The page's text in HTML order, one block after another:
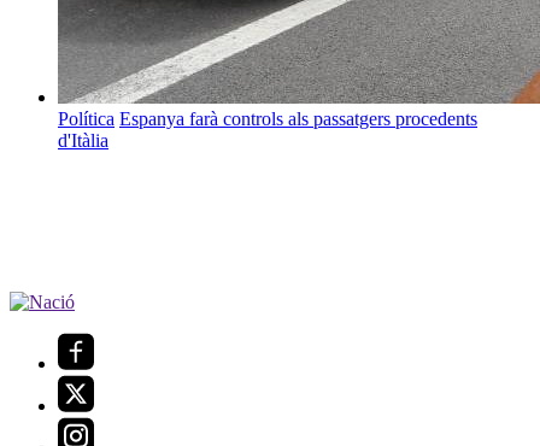
Política Espanya farà controls als passatgers procedents
d'Itàlia